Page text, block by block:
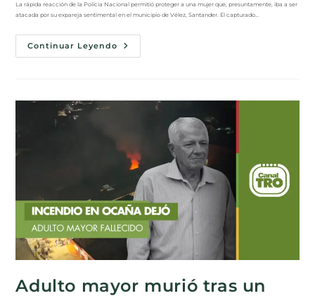
La rápida reacción de la Policía Nacional permitió proteger a una mujer que, presuntamente, iba a ser
atacada por su expareja sentimental en el municipio de Vélez, Santander. El capturado…
Continuar Leyendo
Adulto mayor murió tras un